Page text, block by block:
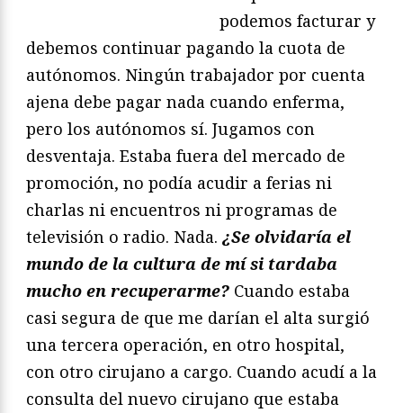
podemos facturar y
debemos continuar pagando la cuota de
autónomos. Ningún trabajador por cuenta
ajena debe pagar nada cuando enferma,
pero los autónomos sí. Jugamos con
desventaja. Estaba fuera del mercado de
promoción, no podía acudir a ferias ni
charlas ni encuentros ni programas de
televisión o radio. Nada. ¿Se olvidaría el
mundo de la cultura de mí si tardaba
mucho en recuperarme? Cuando estaba
casi segura de que me darían el alta surgió
una tercera operación, en otro hospital,
con otro cirujano a cargo. Cuando acudí a la
consulta del nuevo cirujano que estaba